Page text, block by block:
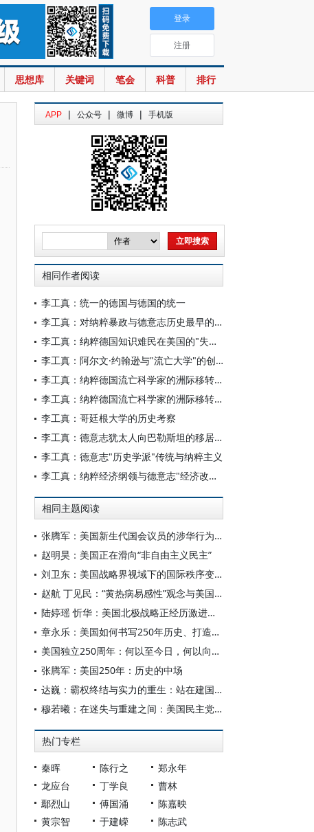
思想库 关键词 笔会 科普 排行
登录
注册
APP | 公众号 | 微博 | 手机版
相同作者阅读
李工真：统一的德国与德国的统一
李工真：对纳粹暴政与德意志历史最早的反思——德国流亡社会科学家与纳粹主义研究
李工真：纳粹德国知识难民在美国的"失语性"问题
李工真：阿尔文·约翰逊与"流亡大学"的创办
李工真：纳粹德国流亡科学家的洲际移转（之二）
李工真：纳粹德国流亡科学家的洲际移转（之一）
李工真：哥廷根大学的历史考察
李工真：德意志犹太人向巴勒斯坦的移居(1933-1941)
李工真：德意志"历史学派"传统与纳粹主义
李工真：纳粹经济纲领与德意志"经济改革派"
相同主题阅读
张腾军：美国新生代国会议员的涉华行为及其影响探析
赵明昊：美国正在滑向“非自由主义民主”
刘卫东：美国战略界视域下的国际秩序变革观
赵航 丁见民：“黄热病易感性”观念与美国南部对爱尔兰移民的排斥
陆婷瑶 忻华：美国北极战略正经历激进转向
章永乐：美国如何书写250年历史、打造建国神话？
美国独立250周年：何以至今日，何以向明天？
张腾军：美国250年：历史的中场
达巍：霸权终结与实力的重生：站在建国250周年节点上的美国
穆若曦：在迷失与重建之间：美国民主党的政党功能困境与回应
热门专栏
秦晖 陈行之
郑永年
龙应台
丁学良
曹林
鄢烈山
傅国涌
陈嘉映
黄宗智
于建嵘
陈志武